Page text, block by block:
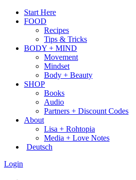
Start Here
FOOD
Recipes
Tips & Tricks
BODY + MIND
Movement
Mindset
Body + Beauty
SHOP
Books
Audio
Partners + Discount Codes
About
Lisa + Rohtopia
Media + Love Notes
Deutsch
Login